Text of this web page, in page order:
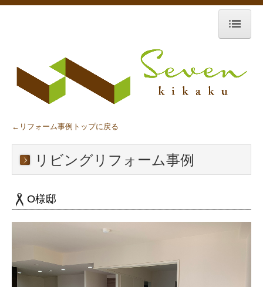
ホーム
コンセプト&リフォーム
部分リフォーム事例
←リフォーム事例トップに戻る
リビングリフォーム事例
O様邸